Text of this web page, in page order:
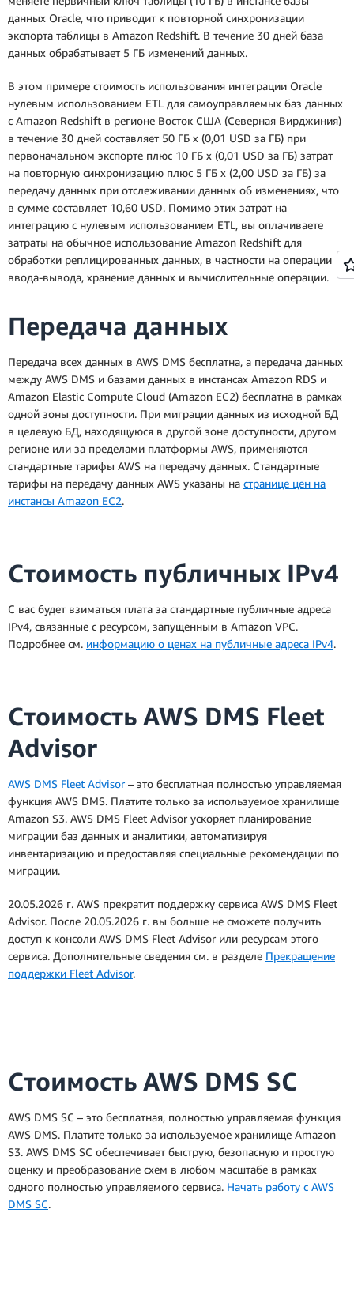
данных Oracle, что приводит к повторной синхронизации
экспорта таблицы в Amazon Redshift. В течение 30 дней база
данных обрабатывает 5 ГБ изменений данных.
В этом примере стоимость использования интеграции Oracle
нулевым использованием ETL для самоуправляемых баз данных
с Amazon Redshift в регионе Восток США (Северная Вирджиния)
в течение 30 дней составляет 50 ГБ x (0,01 USD за ГБ) при
первоначальном экспорте плюс 10 ГБ x (0,01 USD за ГБ) затрат
на повторную синхронизацию плюс 5 ГБ x (2,00 USD за ГБ) за
передачу данных при отслеживании данных об изменениях, что
в сумме составляет 10,60 USD. Помимо этих затрат на
интеграцию с нулевым использованием ETL, вы оплачиваете
затраты на обычное использование Amazon Redshift для
обработки реплицированных данных, в частности на операции
ввода-вывода, хранение данных и вычислительные операции.
Передача данных
Передача всех данных в AWS DMS бесплатна, а передача данных
между AWS DMS и базами данных в инстансах Amazon RDS и
Amazon Elastic Compute Cloud (Amazon EC2) бесплатна в рамках
одной зоны доступности. При миграции данных из исходной БД
в целевую БД, находящуюся в другой зоне доступности, другом
регионе или за пределами платформы AWS, применяются
стандартные тарифы AWS на передачу данных. Стандартные
тарифы на передачу данных AWS указаны на странице цен на
инстансы Amazon EC2.
Стоимость публичных IPv4
С вас будет взиматься плата за стандартные публичные адреса
IPv4, связанные с ресурсом, запущенным в Amazon VPC.
Подробнее см. информацию о ценах на публичные адреса IPv4.
Стоимость AWS DMS Fleet
Advisor
AWS DMS Fleet Advisor– это бесплатная полностью управляемая
функция AWS DMS. Платите только за используемое хранилище
Amazon S3. AWS DMS Fleet Advisor ускоряет планирование
миграции баз данных и аналитики, автоматизируя
инвентаризацию и предоставляя специальные рекомендации по
миграции.
20.05.2026 г. AWS прекратит поддержку сервиса AWS DMS Fleet
Advisor. После 20.05.2026 г. вы больше не сможете получить
доступ к консоли AWS DMS Fleet Advisor или ресурсам этого
сервиса. Дополнительные сведения см. в разделе Прекращение
поддержки Fleet Advisor.
Стоимость AWS DMS SC
AWS DMS SC – это бесплатная, полностью управляемая функция
AWS DMS. Платите только за используемое хранилище Amazon
S3. AWS DMS SC обеспечивает быструю, безопасную и простую
оценку и преобразование схем в любом масштабе в рамках
одного полностью управляемого сервиса. Начать работу с AWS
DMS SC.